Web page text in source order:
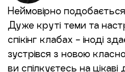
Неймовірно
Дуже круті теми та
спікінг клабах - іноді
зустрівся з новою
ви спілкуєтесь на